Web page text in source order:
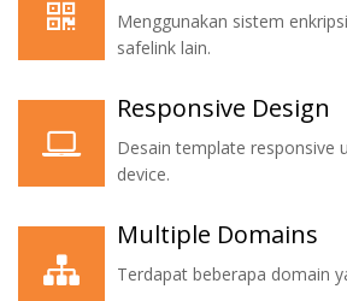
Menggunakan sistem
safelink lain.
Responsive Design
Desain template responsive
device.
Multiple Domains
Terdapat beberapa domain